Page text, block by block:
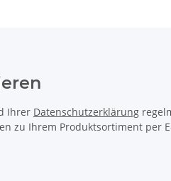
Ihrer Datenschutzerklärung
zu Ihrem Produktsortiment per